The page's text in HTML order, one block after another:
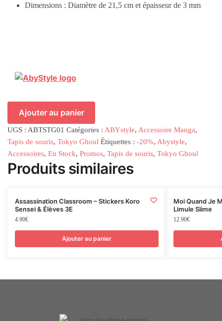
Dimensions : Diamètre de 21,5 cm et épaisseur de 3 mm
Ajouter au panier
UGS : ABTSTG01 Catégories : ABYstyle, Accessoire Manga,
Tapis de souris, Tokyo Ghoul Étiquettes : -20%, Abystyle,
Accessoires, En Stock, Promos, Tapis de souris, Tokyo Ghoul
Produits similaires
Assassination Classroom – Stickers Koro
Sensei & Élèves 3E
4.90€
Ajouter au panier
Moi Quand Je
Limule Slime
12.90€